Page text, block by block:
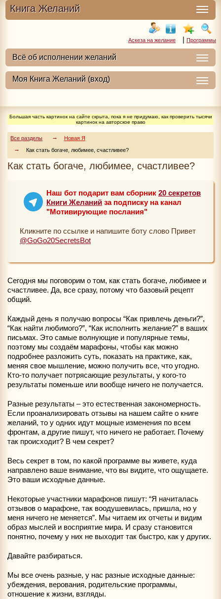
Книга Желаний
Аскеза на желание | Программы
Большая часть картинок на сайте скрыта, пока я не придумаю, как проверить тысячи
картинок на авторское право
Все разделы
Новая Я
Как стать богаче, любимее, счастливее?
Как стать богаче, любимее, счастливее?
Наш бот подарит вам сборник 20 секретов
Книги Желаний за подписку на канал
"Мотивирующие послания"
Кликните по ссылке и напишите боту слово Привет
@GoGo20SecretsBot
Cегодня мы поговорим о том, как стать богаче, любимее и
счастливее. Да, все сразу, потому что базовый рецепт
общий.
Каждый день я получаю вопросы “Как привлечь деньги?”,
“Как найти любимого?”, “Как исполнить желание?” в ваших
письмах. Это самые волнующие и популярные темы,
поэтому мы создаём марафоны, чтобы как можно
подробнее разложить суть, показать на практике, как,
меняя свое мышление, можно получить все, что угодно.
Кто-то получает потрясающие результаты, у кого-то
результаты поменьше или вообще ничего не получается.
Разные результаты – это естественная закономерность.
Если проанализировать отзывы на нашем сайте о книге
желаний, то у одних идут мощные изменения по всем
фронтам, а другие пишут, что ничего не работает. Почему
так происходит? В чем секрет?
Весь секрет в том, по какой программе вы живете, куда
направлено ваше внимание, что вы видите, что ощущаете.
Это ваши исходные данные.
Некоторые участники марафонов пишут: “Я начиталась
отзывов о марафоне, так воодушевилась, пришла, но у
меня ничего не меняется”. Мы читаем их отчеты и видим
образ мыслей и восприятие мира. И сразу становится
понятно, почему у них не выходит так быстро, как у других.
Давайте разбираться.
Мы все очень разные, у нас разные исходные данные:
убеждения, верования, родительские программы,
отношение к жизни, взгляды.